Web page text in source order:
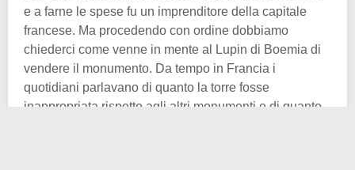
e a farne le spese fu un imprenditore della capitale
francese. Ma procedendo con ordine dobbiamo
chiederci come venne in mente al Lupin di Boemia di
vendere il monumento. Da tempo in Francia i
quotidiani parlavano di quanto la torre fosse
inappropriata rispetto agli altri monumenti e di quanto